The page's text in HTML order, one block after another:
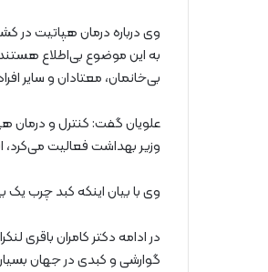
وی درباره درمان هپاتیت در
بی‌خانمان، معتادان و سایر
وزیر بهداشت فعالیت می‌کرد، افراد ۱۷ ساله طی بازه زمانی سال‌های ۸۴ تا ۸۸
وی با بیان اینکه کبد چرب یک
در ادامه دکتر کامران باقری